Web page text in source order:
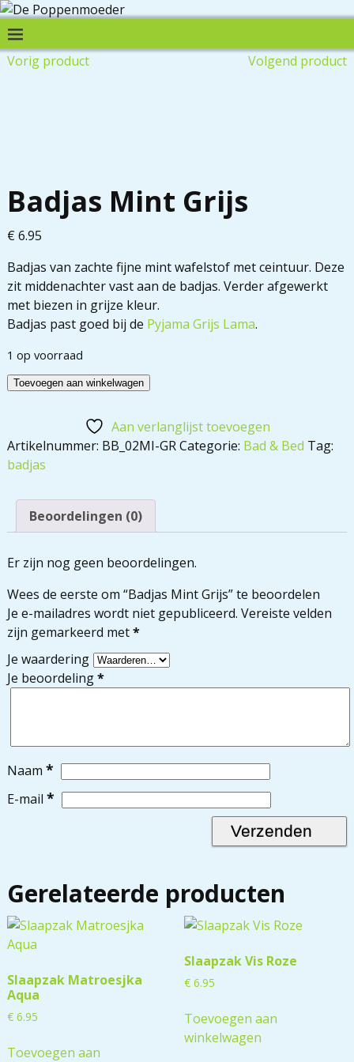
Vorig product Volgend product
Badjas Mint Grijs
€ 6.95
Badjas van zachte fijne mint wafelstof met ceintuur. Deze
zit middenachter vast aan de badjas. Verder afgewerkt
met biezen in grijze kleur.
Badjas past goed bij de Pyjama Grijs Lama.
1 op voorraad
Toevoegen aan winkelwagen
Aan verlanglijst toevoegen
Artikelnummer: BB_02MI-GRCategorie: Bad & Bed Tag:
badjas
Beoordelingen (0)
Er zijn nog geen beoordelingen.
Wees de eerste om “Badjas Mint Grijs” te beoordelen
Je e-mailadres wordt niet gepubliceerd. Vereiste velden
zijn gemarkeerd met*
Je waardering
Je beoordeling*
Naam *
E-mail *
Gerelateerde producten
Slaapzak Matroesjka
Aqua
€6.95
Toevoegen aan
Slaapzak Vis Roze
€6.95
Toevoegen aan
winkelwagen